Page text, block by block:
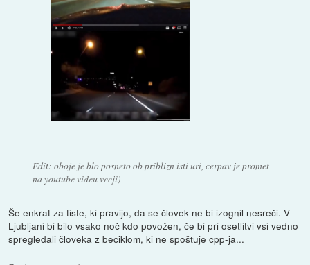
Edit: oboje je blo posneto ob priblizn isti uri, cerpav je promet
na youtube videu vecji)
Še enkrat za tiste, ki pravijo, da se človek ne bi izognil nesreči. V
Ljubljani bi bilo vsako noč kdo povožen, če bi pri osetlitvi vsi vedno
spregledali človeka z beciklom, ki ne spoštuje cpp-ja...